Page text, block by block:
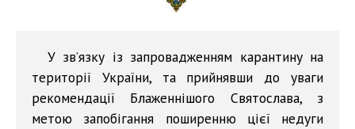
У зв’язку із запровадженням карантину на
території України, та прийнявши до уваги
рекомендації Блаженнішого Святослава, з
метою запобігання поширенню цієї недуги